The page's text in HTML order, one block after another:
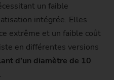
un faible
intégrée. Elles
extrême et un faible coût
en différentes versions
d’un diamètre de 10
.